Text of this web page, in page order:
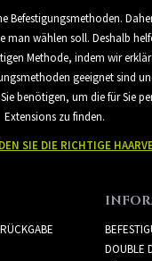
Befestigungsmethoden.
man wählen soll. Deshalb
Methode, indem wir
geeignet sind
benötigen, um die für Sie
Extensions zu finden.
SIE DIE RICHTIGE
DOUBLE